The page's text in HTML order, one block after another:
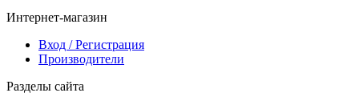
Интернет-магазин
Вход / Регистрация
Производители
Разделы сайта